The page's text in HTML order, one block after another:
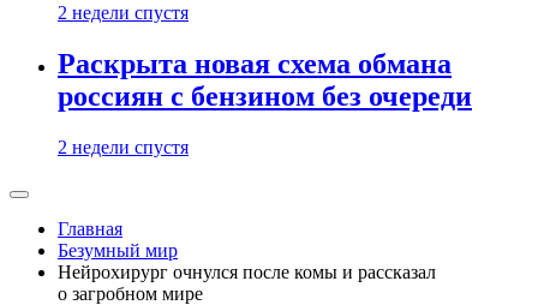
2 недели спустя
Раскрыта новая схема обмана
россиян с бензином без очереди
2 недели спустя
Главная
Безумный мир
Нейрохирург очнулся после комы и рассказал
о загробном мире